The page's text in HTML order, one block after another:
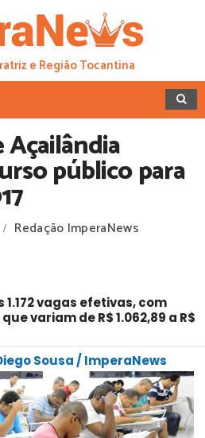
e Região Tocantina
público para
/ Redação ImperaNews
vagas efetivas, com
variam de R$ 1.062,89 a R$
Sousa / ImperaNews